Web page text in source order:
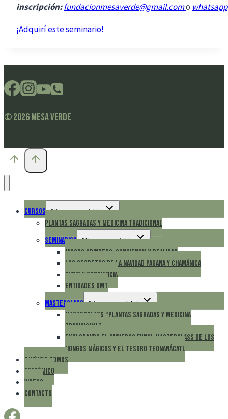
inscripción:fundacionmesaverde@gmail.como whatsapp
¡Adquirí este seminario!
© 2026 Mesa Verde
Cursos Alternar menú hijo
Plantas Sagradas Y Medicina Tradicional
Seminarios Alternar menú hijo
Jacobo Grinberg: Conciencia Y Realidad
Los Secretos De La Navidad Pagana Y Chamánica
Ovnis Y Conciencia
Entidades DMT
Masterclass Alternar menú hijo
MASTERCLASS “Plantas Sagradas Y Medicina
Tradicional”
Explorando El Universo Fungi: Masterclass De Los
Hongos Mágicos Y El Tesoro Teonanácatl
Quiénes Somos
Académico
Videos
Contacto